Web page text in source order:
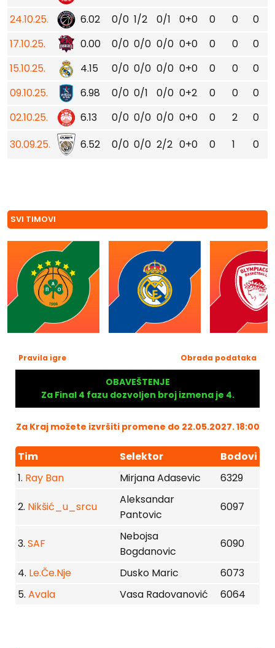
24.10.25.
6.02 0/0 1/2 0/1 0+0 0 0
0
17.10.25.
0.00 0/0 0/0 0/0 0+0 0 0
0
15.10.25.
4.15 0/0 0/0 0/0 0+0 0 0
0
09.10.25.
6.98 0/0 0/1 0/0 0+2 0 0
0
02.10.25.
6.13 0/0 0/0 0/0 0+0 0 2
0
30.09.25.
6.52 0/0 0/0 2/2 0+0 0 1 0
SVI TIMOVI
Pravila igre Obrada podataka
OBAVEŠTENJE
Za Final 4 fazu dozvoljen broj izmena je 4.
Za Kraj možete izvršiti promene do 22.05.2027. 18:00
Tim Selektor
Bodovi
1. Ray Ban Mirjana Adasevic 6329
2. Nikšić_u_srcu
Aleksandar
Pantovic
6097
3. SAF
Nebojsa
Bogdanovic
6090
4. Le.Če.Nje Dusko Maric
6073
5. Avala Vasa Radovanović 6064